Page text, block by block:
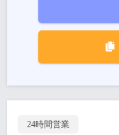
24時間営業